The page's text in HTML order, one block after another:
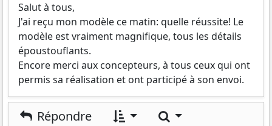
Salut à tous,
J'ai reçu mon modèle ce matin: quelle réussite! Le
modèle est vraiment magnifique, tous les détails
époustouflants.
Encore merci aux concepteurs, à tous ceux qui ont
permis sa réalisation et ont participé à son envoi.
Répondre
Rechercher